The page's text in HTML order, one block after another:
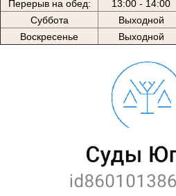
Перерыв на обед:
13:00 - 14:00
Суббота
Выходной
Воскресенье
Выходной